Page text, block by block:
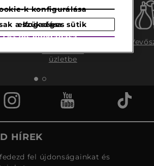
szállítás az
üzletbe
HÍREK
fel újdonságainkat és
k konfigurálása
Csak a szükséges sütik elfogadása
Összes elfogadása